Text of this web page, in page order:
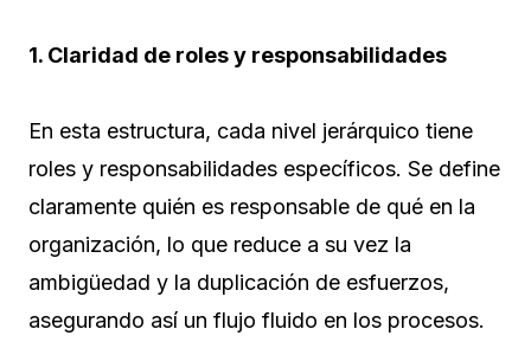
1. Claridad de roles y responsabilidades
En esta estructura, cada nivel jerárquico tiene
roles y responsabilidades específicos. Se define
claramente quién es responsable de qué en la
organización, lo que reduce a su vez la
ambigüedad y la duplicación de esfuerzos,
asegurando así un flujo fluido en los procesos.